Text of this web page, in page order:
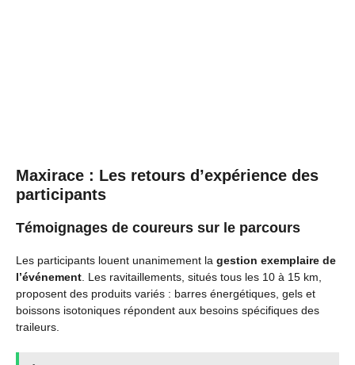
Maxirace : Les retours d’expérience des
participants
Témoignages de coureurs sur le parcours
Les participants louent unanimement la gestion exemplaire de
l’événement . Les ravitaillements, situés tous les 10 à 15 km,
proposent des produits variés : barres énergétiques, gels et
boissons isotoniques répondent aux besoins spécifiques des
traileurs.